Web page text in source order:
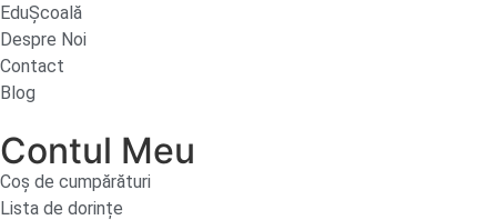
EduȘcoală
Despre Noi
Contact
Blog
Contul Meu
Coș de cumpărături
Lista de dorințe